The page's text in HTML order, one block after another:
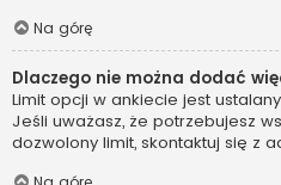
Na górę
Dlaczego nie można dodać
Limit opcji w ankiecie jest
Jeśli uważasz, że potrzebujesz
dozwolony limit, skontaktuj się z